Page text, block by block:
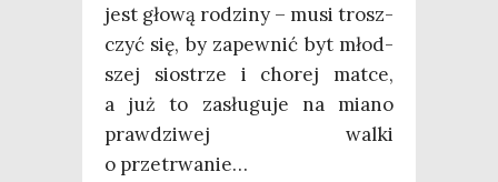
jest gło­wą rodzi­ny – musi trosz­
czyć się, by zapew­nić byt młod­
szej sio­strze i cho­rej mat­ce,
a już to zasłu­gu­je na mia­no
praw­dzi­wej wal­ki
o przetrwanie…